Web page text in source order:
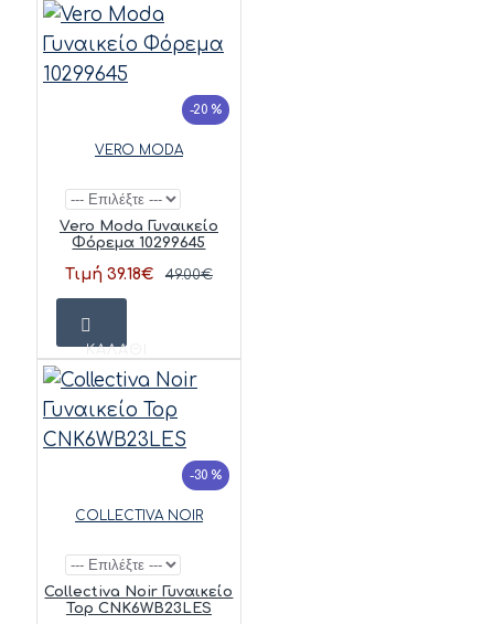
-20 %
VERO MODA
Vero Moda Γυναικείο
Φόρεμα 10299645
Τιμή 39.18€ 49.00€
ΚΑΛΆΘΙ
-30 %
COLLECTIVA NOIR
Collectiva Noir Γυναικείο
Top CNK6WB23LES